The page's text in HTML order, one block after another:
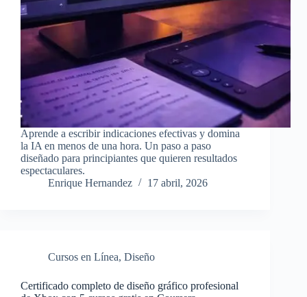
Aprende a escribir indicaciones efectivas y domina
la IA en menos de una hora. Un paso a paso
diseñado para principiantes que quieren resultados
espectaculares.
Enrique Hernandez
17 abril, 2026
Cursos en Línea, Diseño
Certificado completo de diseño gráfico profesional